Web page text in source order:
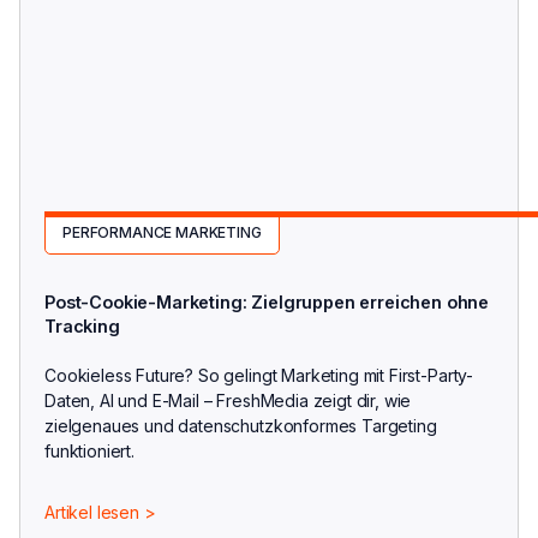
PERFORMANCE MARKETING
Post-Cookie-Marketing: Zielgruppen erreichen ohne
Tracking
Cookieless Future? So gelingt Marketing mit First-Party-
Daten, AI und E-Mail – FreshMedia zeigt dir, wie
zielgenaues und datenschutzkonformes Targeting
funktioniert.
Artikel lesen >